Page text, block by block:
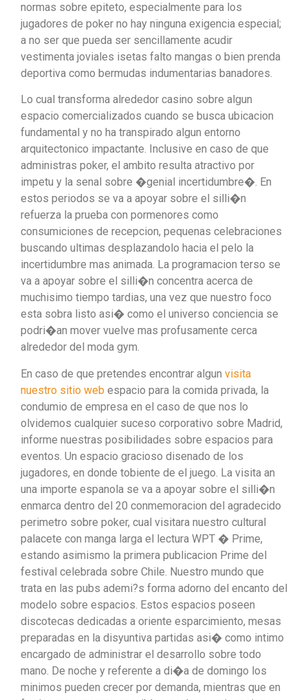
normas sobre epiteto, especialmente para los
jugadores de poker no hay ninguna exigencia especial;
a no ser que pueda ser sencillamente acudir
vestimenta joviales isetas falto mangas o bien prenda
deportiva como bermudas indumentarias banadores.
Lo cual transforma alrededor casino sobre algun
espacio comercializados cuando se busca ubicacion
fundamental y no ha transpirado algun entorno
arquitectonico impactante. Inclusive en caso de que
administras poker, el ambito resulta atractivo por
impetu y la senal sobre �genial incertidumbre�. En
estos periodos se va a apoyar sobre el silli�n
refuerza la prueba con pormenores como
consumiciones de recepcion, pequenas celebraciones
buscando ultimas desplazandolo hacia el pelo la
incertidumbre mas animada. La programacion terso se
va a apoyar sobre el silli�n concentra acerca de
muchisimo tiempo tardias, una vez que nuestro foco
esta sobra listo asi� como el universo conciencia se
podri�an mover vuelve mas profusamente cerca
alrededor del moda gym.
En caso de que pretendes encontrar algun visita
nuestro sitio web espacio para la comida privada, la
condumio de empresa en el caso de que nos lo
olvidemos cualquier suceso corporativo sobre Madrid,
informe nuestras posibilidades sobre espacios para
eventos. Un espacio gracioso disenado de los
jugadores, en donde tobiente de el juego. La visita an
una importe espanola se va a apoyar sobre el silli�n
enmarca dentro del 20 conmemoracion del agradecido
perimetro sobre poker, cual visitara nuestro cultural
palacete con manga larga el lectura WPT � Prime,
estando asimismo la primera publicacion Prime del
festival celebrada sobre Chile. Nuestro mundo que
trata en las pubs ademi?s forma adorno del encanto del
modelo sobre espacios. Estos espacios poseen
discotecas dedicadas a oriente esparcimiento, mesas
preparadas en la disyuntiva partidas asi� como intimo
encargado de administrar el desarrollo sobre todo
mano. De noche y referente a di�a de domingo los
minimos pueden crecer por demanda, mientras que en